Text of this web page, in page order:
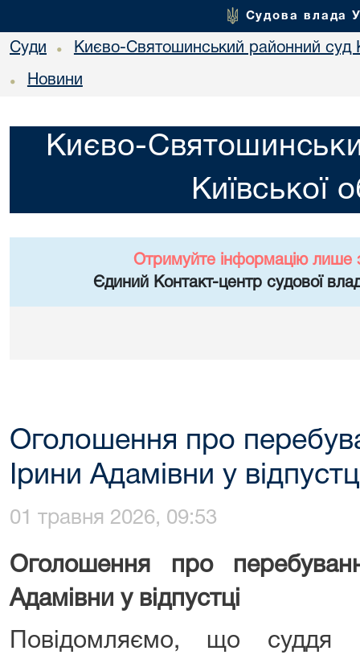
Судова влада
Суди • Києво-Святошинський районний суд
• Новини
Києво-
Київської
Отримуйте інформацію лише
Єдиний Контакт-центр судової
Оголошення про
Ірини Адамівни у
01 травня 2026, 09:53
Оголошення про
Адамівни у відпустці
Повідомляємо, що суддя